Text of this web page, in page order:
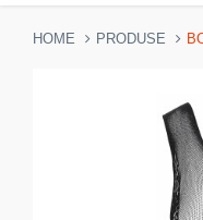
HOME PRODUSE